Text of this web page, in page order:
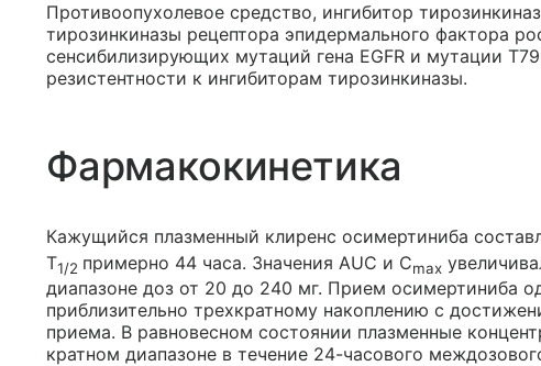
Противоопухолевое средство, ингибитор
тирозинкиназы рецептора эпидермального фактора
сенсибилизирующих мутаций гена EGFR и мутации
резистентности к ингибиторам тирозинкиназы.
Фармакокинетика
Кажущийся плазменный клиренс осимертиниба
T1/2 примерно 44 часа. Значения AUC и Cmax
диапазоне доз от 20 до 240 мг. Прием осимертиниба
приблизительно трехкратному накоплению с
приема. В равновесном состоянии плазменные
кратном диапазоне в течение 24-часового